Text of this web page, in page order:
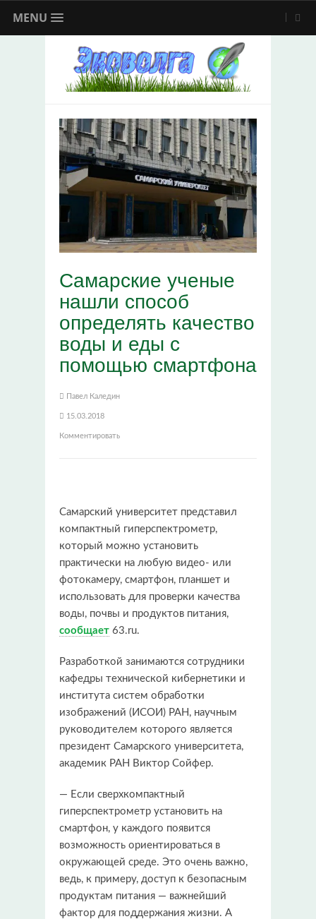
MENU
Самарские ученые
нашли способ
определять качество
воды и еды с
помощью смартфона
Павел Каледин
15.03.2018
Комментировать
Самарский университет представил
компактный гиперспектрометр,
который можно установить
практически на любую видео- или
фотокамеру, смартфон, планшет и
использовать для проверки качества
воды, почвы и продуктов питания,
сообщает 63.ru.
Разработкой занимаются сотрудники
кафедры технической кибернетики и
института систем обработки
изображений (ИСОИ) РАН, научным
руководителем которого является
президент Самарского университета,
академик РАН Виктор Сойфер.
— Если сверхкомпактный
гиперспектрометр установить на
смартфон, у каждого появится
возможность ориентироваться в
окружающей среде. Это очень важно,
ведь, к примеру, доступ к безопасным
продуктам питания — важнейший
фактор для поддержания жизни. А